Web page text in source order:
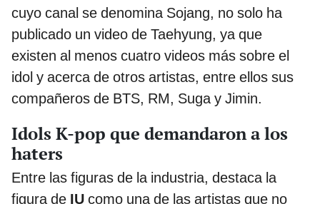
cuyo canal se denomina Sojang, no solo ha
publicado un video de Taehyung, ya que
existen al menos cuatro videos más sobre el
idol y acerca de otros artistas, entre ellos sus
compañeros de BTS, RM, Suga y Jimin.
Idols K-pop que demandaron a los
haters
Entre las figuras de la industria, destaca la
figura de IU como una de las artistas que no